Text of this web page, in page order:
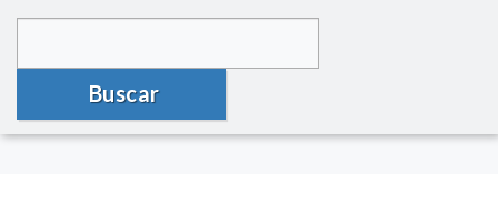
Buscar